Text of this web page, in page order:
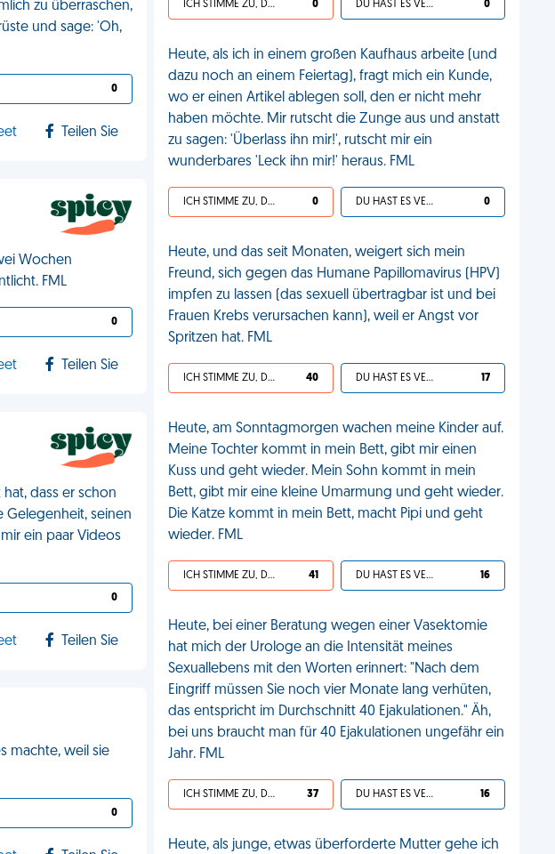
zu überraschen,
und sage: 'Oh,
0
Teilen Sie
Wochen
FML
0
Teilen Sie
dass er schon
Gelegenheit, seinen
ein paar Videos
0
Teilen Sie
machte, weil sie
0
ICH STIMME ZU, DEIN LEBEN IST SCHEISSE 0 DU HAST ES VERDIENT 0
Heute, als ich in einem großen Kaufhaus arbeite (und
dazu noch an einem Feiertag), fragt mich ein Kunde,
wo er einen Artikel ablegen soll, den er nicht mehr
haben möchte. Mir rutscht die Zunge aus und anstatt
zu sagen: 'Überlass ihn mir!', rutscht mir ein
wunderbares 'Leck ihn mir!' heraus. FML
ICH STIMME ZU, DEIN LEBEN IST SCHEISSE 0 DU HAST ES VERDIENT 0
Heute, und das seit Monaten, weigert sich mein
Freund, sich gegen das Humane Papillomavirus (HPV)
impfen zu lassen (das sexuell übertragbar ist und bei
Frauen Krebs verursachen kann), weil er Angst vor
Spritzen hat. FML
ICH STIMME ZU, DEIN LEBEN IST SCHEISSE 40 DU HAST ES VERDIENT 17
Heute, am Sonntagmorgen wachen meine Kinder auf.
Meine Tochter kommt in mein Bett, gibt mir einen
Kuss und geht wieder. Mein Sohn kommt in mein
Bett, gibt mir eine kleine Umarmung und geht wieder.
Die Katze kommt in mein Bett, macht Pipi und geht
wieder. FML
ICH STIMME ZU, DEIN LEBEN IST SCHEISSE 41 DU HAST ES VERDIENT 16
Heute, bei einer Beratung wegen einer Vasektomie
hat mich der Urologe an die Intensität meines
Sexuallebens mit den Worten erinnert: "Nach dem
Eingriff müssen Sie noch vier Monate lang verhüten,
das entspricht im Durchschnitt 40 Ejakulationen." Äh,
bei uns braucht man für 40 Ejakulationen ungefähr ein
Jahr. FML
ICH STIMME ZU, DEIN LEBEN IST SCHEISSE 37 DU HAST ES VERDIENT 16
Heute, als junge, etwas überforderte Mutter gehe ich